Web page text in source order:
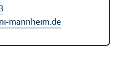
mannheim.de